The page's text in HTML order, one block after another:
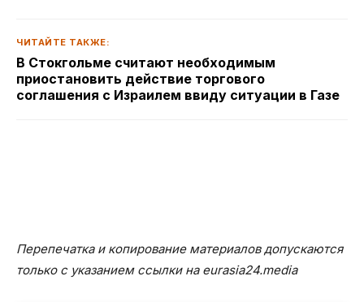
ЧИТАЙТЕ ТАКЖЕ:
В Стокгольме считают необходимым
приостановить действие торгового
соглашения с Израилем ввиду ситуации в Газе
Перепечатка и копирование материалов допускаются
только с указанием ссылки на eurasia24.media